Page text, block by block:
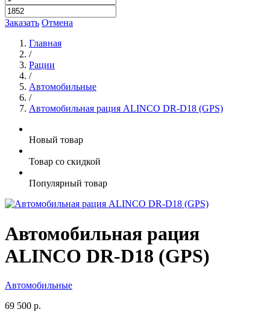
Заказать Отмена
Главная
/
Рации
/
Автомобильные
/
Автомобильная рация ALINCO DR-D18 (GPS)
Новый товар
Товар со скидкой
Популярный товар
Автомобильная рация
ALINCO DR-D18 (GPS)
Автомобильные
69 500 р.